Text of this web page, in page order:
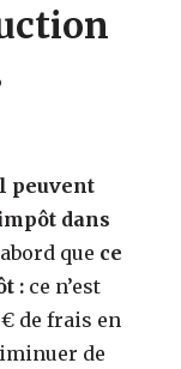
peuvent
dans
que ce
: ce n’est
de frais en
de